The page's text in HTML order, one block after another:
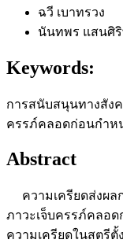
ฉวี เบาทรวง
นันทพร แสนศิ
Keywords:
การสนับสนุนทางสัง
ครรภ์คลอดก่อนกำห
Abstract
ความเครียดส่งผล
ภาวะเจ็บครรภ์คลอ
ความเครียดในสตรี